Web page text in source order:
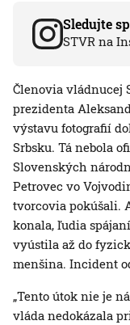
Sledujte
STVR na
Členovia vládnucej
prezidenta
výstavu fotografií
Srbsku. Tá nebola
Slovenských
Petrovec vo
tvorcovia pokúšali.
konala, ľudia
vyústila až do
menšina. Incident
„Tento útok nie je
vláda nedokázala